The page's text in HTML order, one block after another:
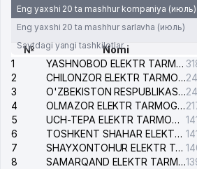
Eng yaxshi 20 ta mashhur kompaniya (июль)
Eng yaxshi 20 ta mashhur sarlavha (июль)
Saytdagi yangi tashkilotlar
№
Nomi
1
YASHNOBOD ELEKTR TARMOG'I NOSOZLIKLARI XIZMATI
2
CHILONZOR ELEKTR TARMOG'I NOSOZLIK XIZMATI
3
O'ZBEKISTON RESPUBLIKASI BOSH PROKURATURASI ISHONCH TELEFONI
4
OLMAZOR ELEKTR TARMOG'I NOSOZLIKLARI XIZMATI
5
UCH-TEPA ELEKTR TARMOG'I NOSOZLIKLARI XIZMATI
6
TOSHKENT SHAHAR ELEKTR TARMOQLARI KORXONASI AJ
7
SHAYXONTOHUR ELEKTR TARMOG'I NOSOZLIKLARINI TUZATISH XIZMATI
8
SAMARQAND ELEKTR TARMOQLARI AJ